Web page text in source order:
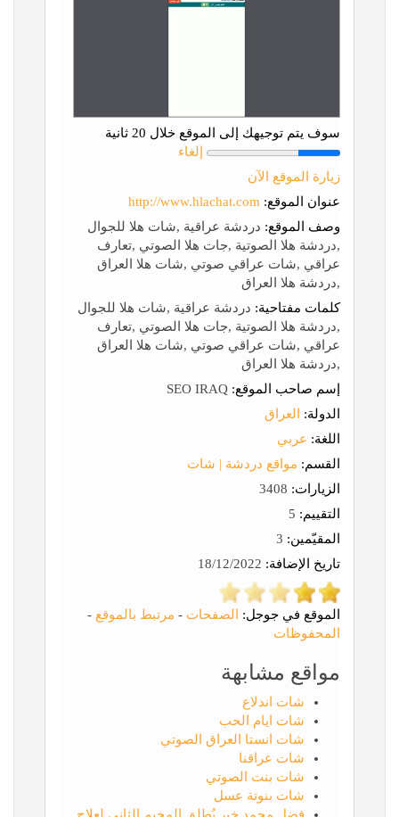
سوف يتم توجيهك إلى الموقع خلال 20 ثانية
إلغاء
زيارة الموقع الآن
عنوان الموقع: http://www.hlachat.com
وصف الموقع: دردشة عراقية ,شات هلا للجوال
,دردشة هلا الصوتية ,جات هلا الصوتي ,تعارف
عراقي ,شات عراقي صوتي ,شات هلا العراق
,دردشة هلا العراق
كلمات مفتاحية: دردشة عراقية ,شات هلا للجوال
,دردشة هلا الصوتية ,جات هلا الصوتي ,تعارف
عراقي ,شات عراقي صوتي ,شات هلا العراق
,دردشة هلا العراق
إسم صاحب الموقع:
الدولة:
العراق
اللغة: عربي
القسم: مواقع دردشة | شات
الزيارات:
التقييم:
المقيّمين:
تاريخ الإضافة:
الموقع في جوجل: الصفحات - مرتبط بالموقع -
المحفوظات
مواقع مشابهة
شات اندلاع
شات ايام الحب
شات انستا العراق الصوتي
شات عراقنا
شات بنت الصوتي
شات بنوتة عسل